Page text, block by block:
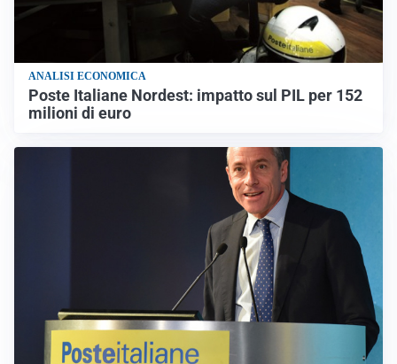
ANALISI ECONOMICA
Poste Italiane Nordest: impatto sul PIL per 152
milioni di euro